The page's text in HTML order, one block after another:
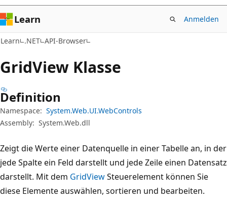
Learn Anmelden
Learn .NET API-Browser
GridView Klasse
Definition
Namespace: System.Web.UI.WebControls
Assembly: System.Web.dll
Zeigt die Werte einer Datenquelle in einer Tabelle an, in der
jede Spalte ein Feld darstellt und jede Zeile einen Datensatz
darstellt. Mit dem GridViewSteuerelement können Sie
diese Elemente auswählen, sortieren und bearbeiten.